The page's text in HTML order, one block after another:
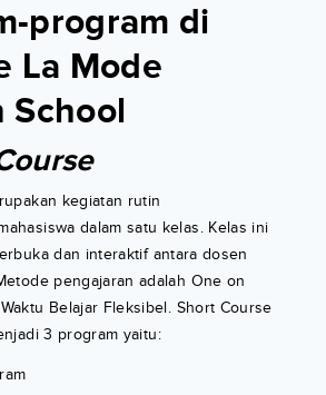
program di
La Mode
School
kegiatan rutin
dalam satu kelas. Kelas ini
dan interaktif antara dosen
pengajaran adalah One on
Belajar Fleksibel. Short Course
3 program yaitu: